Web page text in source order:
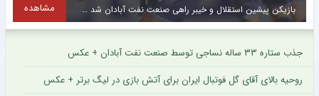
بازیکن پیشین استقلال و خیبر راهی صنعت نفت آبادان شد + عکس مشاهده
جذب ستاره ۳۳ ساله نساجی توسط صنعت نفت آبادان + عکس
روحیه بالای آقای گل فوتبال ایران برای آتش بازی در لیگ برتر + عکس